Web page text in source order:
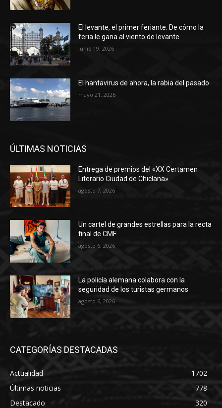
El levante, el primer feriante. De cómo la
feria le gana al viento de levante
junio 19, 2026
El hantavirus de ahora, la rabia del pasado
mayo 21, 2026
ÚLTIMAS NOTICIAS
Entrega de premios del «XX Certamen
Literario Ciudad de Chiclana»
agosto 7, 2026
Un cartel de grandes estrellas para la recta
final de CMF
agosto 6, 2026
La policía alemana colabora con la
seguridad de los turistas germanos
agosto 6, 2026
CATEGORÍAS DESTACADAS
Actualidad
1702
Últimas noticias
778
Destacado
320